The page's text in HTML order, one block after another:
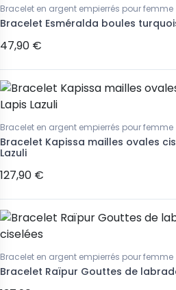
Bracelet en argent empierrés pour femme
Bracelet Esméralda boules
47,90 €
Bracelet en argent empierrés pour femme
Bracelet Kapissa mailles ovales
Lazuli
127,90 €
Bracelet en argent empierrés pour femme
Bracelet Raïpur Gouttes de